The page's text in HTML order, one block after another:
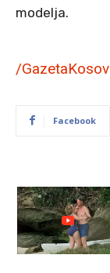
modelja.
/
Facebook